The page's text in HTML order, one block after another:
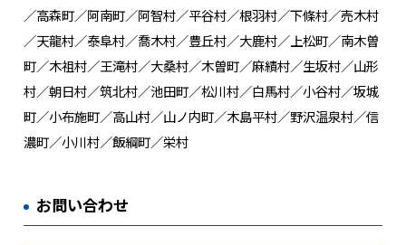
／高森町／阿南町／阿智村／平谷村／根羽村／下條村／売木村
／天龍村／泰阜村／喬木村／豊丘村／大鹿村／上松町／南木曽
町／木祖村／王滝村／大桑村／木曽町／麻績村／生坂村／山形
村／朝日村／筑北村／池田町／松川村／白馬村／小谷村／坂城
町／小布施町／高山村／山ノ内町／木島平村／野沢温泉村／信
濃町／小川村／飯綱町／栄村
お問い合わせ